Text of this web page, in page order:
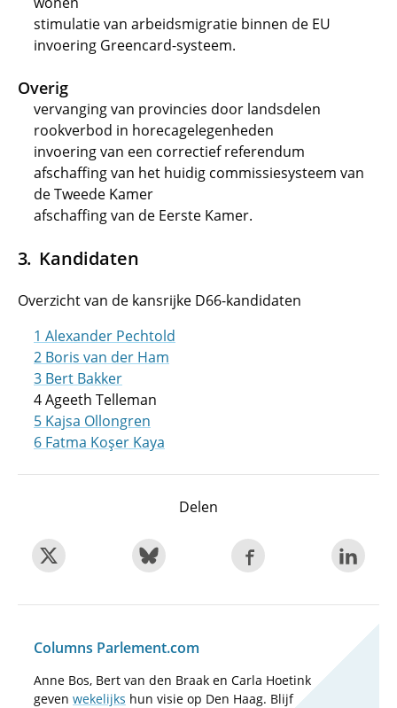
stimulatie van arbeidsmigratie binnen de EU
invoering Greencard-systeem.
Overig
vervanging van provincies door landsdelen
rookverbod in horecagelegenheden
invoering van een correctief referendum
afschaffing van het huidig commissiesysteem van
de Tweede Kamer
afschaffing van de Eerste Kamer.
Kandidaten
Overzicht van de kansrijke D66-kandidaten
1 Alexander Pechtold
2 Boris van der Ham
3 Bert Bakker
4 Ageeth Telleman
5 Kajsa Ollongren
6 Fatma Koşer Kaya
Delen
Columns Parlement.com
Anne Bos, Bert van den Braak en Carla Hoetink
geven wekelijks hun visie op Den Haag. Blijf